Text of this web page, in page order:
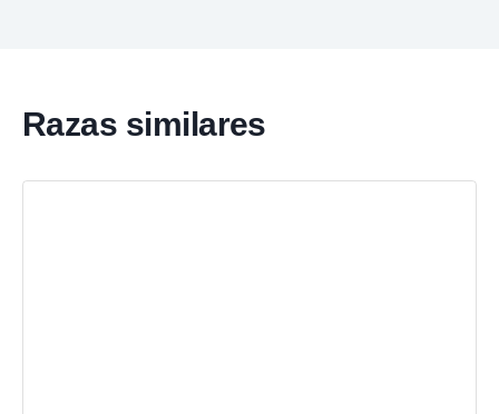
Razas similares